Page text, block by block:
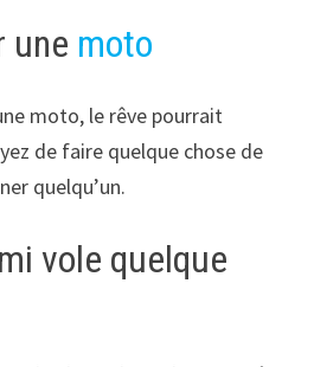
une moto
moto, le rêve pourrait
de faire quelque chose de
quelqu’un.
vole quelque